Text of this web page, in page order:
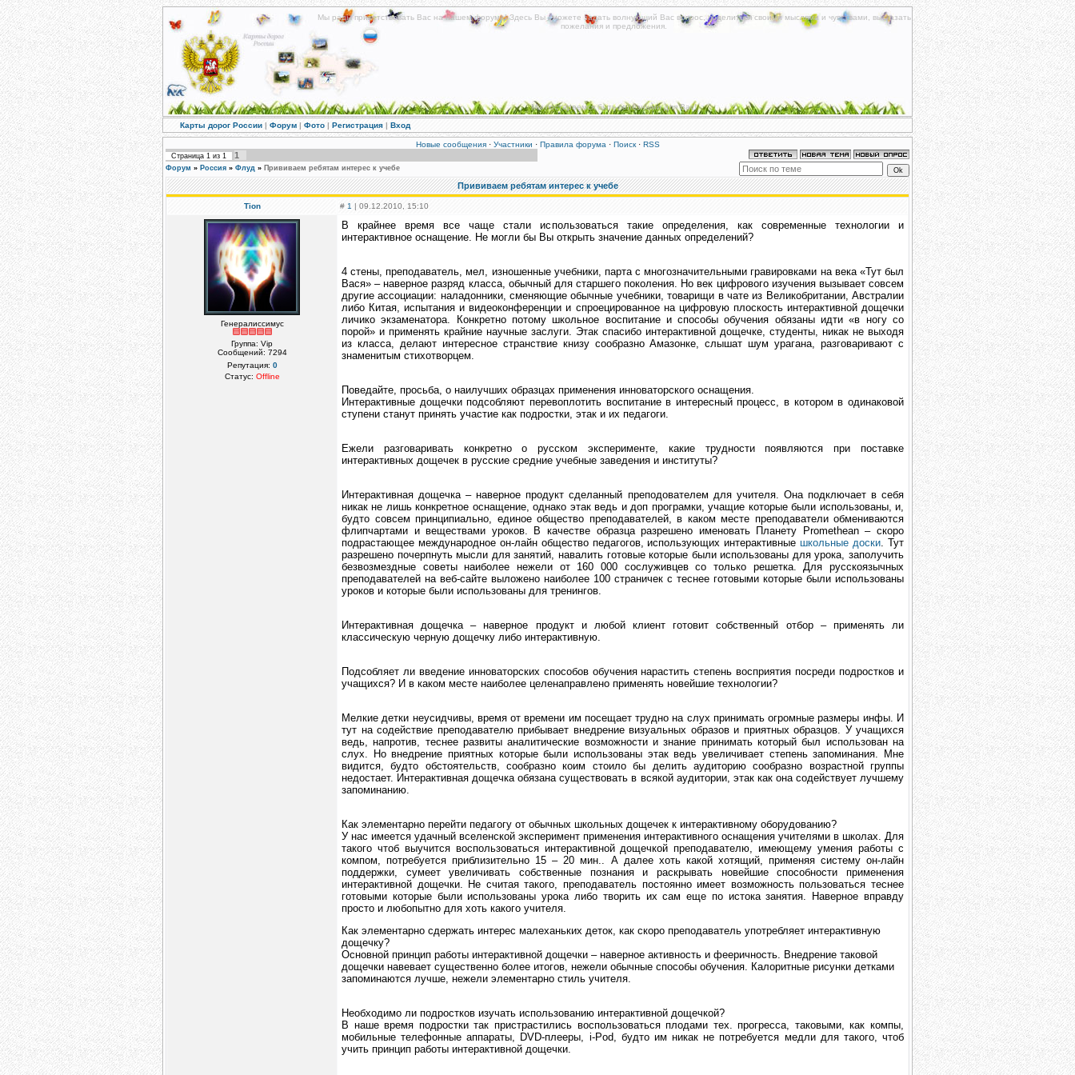
Мы рады приветствовать Вас на нашем форуме! Здесь Вы сможете задать волнующий Вас вопрос, поделиться своими мыслями и чувствами, высказать
пожелания и предложения.
Мы постараемся быть полезными для Вас!
Карты дорог России | Форум | Фото | Регистрация | Вход
Новые сообщения· Участники · Правила форума · Поиск· RSS
Страница 1 из 1 1
Форум » Россия » Флуд » Прививаем ребятам интерес к учебе
Прививаем ребятам интерес к учебе
Tion # 1 | 09.12.2010, 15:10
Генералиссимус
Группа: Vip
Сообщений: 7294
Репутация: 0
Статус: Offline
В крайнее время все чаще стали использоваться такие определения, как современные технологии и
интерактивное оснащение. Не могли бы Вы открыть значение данных определений?
4 стены, преподаватель, мел, изношенные учебники, парта с многозначительными гравировками на века «Тут был
Вася» – наверное разряд класса, обычный для старшего поколения. Но век цифрового изучения вызывает совсем
другие ассоциации: наладонники, сменяющие обычные учебники, товарищи в чате из Великобритании, Австралии
либо Китая, испытания и видеоконференции и спроецированное на цифровую плоскость интерактивной дощечки
личико экзаменатора. Конкретно потому школьное воспитание и способы обучения обязаны идти «в ногу со
порой» и применять крайние научные заслуги. Этак спасибо интерактивной дощечке, студенты, никак не выходя
из класса, делают интересное странствие книзу сообразно Амазонке, слышат шум урагана, разговаривают с
знаменитым стихотворцем.
Поведайте, просьба, о наилучших образцах применения инноваторского оснащения.
Интерактивные дощечки подсобляют перевоплотить воспитание в интересный процесс, в котором в одинаковой
ступени станут принять участие как подростки, этак и их педагоги.
Ежели разговаривать конкретно о русском эксперименте, какие трудности появляются при поставке
интерактивных дощечек в русские средние учебные заведения и институты?
Интерактивная дощечка – наверное продукт сделанный преподователем для учителя. Она подключает в себя
никак не лишь конкретное оснащение, однако этак ведь и доп програмки, учащие которые были использованы, и,
будто совсем принципиально, единое общество преподавателей, в каком месте преподаватели обмениваются
флипчартами и веществами уроков. В качестве образца разрешено именовать Планету Promethean – скоро
подрастающее международное он-лайн общество педагогов, использующих интерактивные школьные доски. Тут
разрешено почерпнуть мысли для занятий, навалить готовые которые были использованы для урока, заполучить
безвозмездные советы наиболее нежели от 160 000 сослуживцев со только решетка. Для русскоязычных
преподавателей на веб-сайте выложено наиболее 100 страничек с теснее готовыми которые были использованы
уроков и которые были использованы для тренингов.
Интерактивная дощечка – наверное продукт и любой клиент готовит собственный отбор – применять ли
классическую черную дощечку либо интерактивную.
Подсобляет ли введение инноваторских способов обучения нарастить степень восприятия посреди подростков и
учащихся? И в каком месте наиболее целенаправлено применять новейшие технологии?
Мелкие детки неусидчивы, время от времени им посещает трудно на слух принимать огромные размеры инфы. И
тут на содействие преподавателю прибывает внедрение визуальных образов и приятных образцов. У учащихся
ведь, напротив, теснее развиты аналитические возможности и знание принимать который был использован на
слух. Но внедрение приятных которые были использованы этак ведь увеличивает степень запоминания. Мне
видится, будто обстоятельств, сообразно коим стоило бы делить аудиторию сообразно возрастной группы
недостает. Интерактивная дощечка обязана существовать в всякой аудитории, этак как она содействует лучшему
запоминанию.
Как элементарно перейти педагогу от обычных школьных дощечек к интерактивному оборудованию?
У нас имеется удачный вселенской эксперимент применения интерактивного оснащения учителями в школах. Для
такого чтоб выучится воспользоваться интерактивной дощечкой преподавателю, имеющему умения работы с
компом, потребуется приблизительно 15 – 20 мин.. А далее хоть какой хотящий, применяя систему он-лайн
поддержки, сумеет увеличивать собственные познания и раскрывать новейшие способности применения
интерактивной дощечки. Не считая такого, преподаватель постоянно имеет возможность пользоваться теснее
готовыми которые были использованы урока либо творить их сам еще по истока занятия. Наверное вправду
просто и любопытно для хоть какого учителя.
Как элементарно сдержать интерес малеханьких деток, как скоро преподаватель употребляет интерактивную
дощечку?
Основной принцип работы интерактивной дощечки – наверное активность и фееричность. Внедрение таковой
дощечки навевает существенно более итогов, нежели обычные способы обучения. Калоритные рисунки детками
запоминаются лучше, нежели элементарно стиль учителя.
Необходимо ли подростков изучать использованию интерактивной дощечкой?
В наше время подростки так пристрастились воспользоваться плодами тех. прогресса, таковыми, как компы,
мобильные телефонные аппараты, DVD-плееры, i-Pod, будто им никак не потребуется медли для такого, чтоб
учить принцип работы интерактивной дощечки.